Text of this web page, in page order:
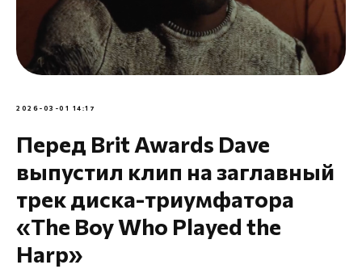
2026-03-01 14:17
Перед Brit Awards Dave
выпустил клип на заглавный
трек диска-триумфатора
«The Boy Who Played the
Harp»